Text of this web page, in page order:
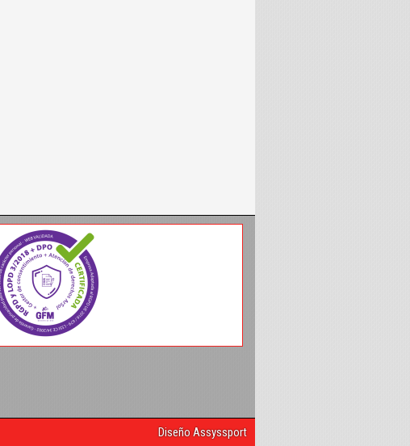
Diseño Assyssport